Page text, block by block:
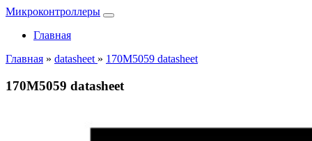
Микроконтроллеры
Главная
Главная » datasheet » 170M5059 datasheet
170M5059 datasheet